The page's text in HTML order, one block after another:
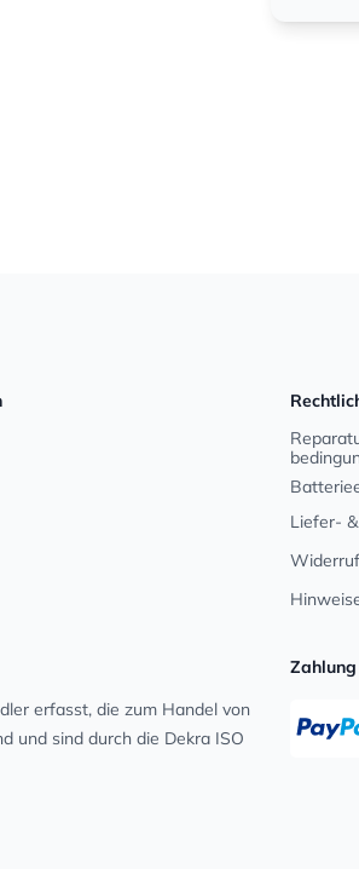
Liefer-
erfasst, die zum Handel von
und sind durch die Dekra ISO